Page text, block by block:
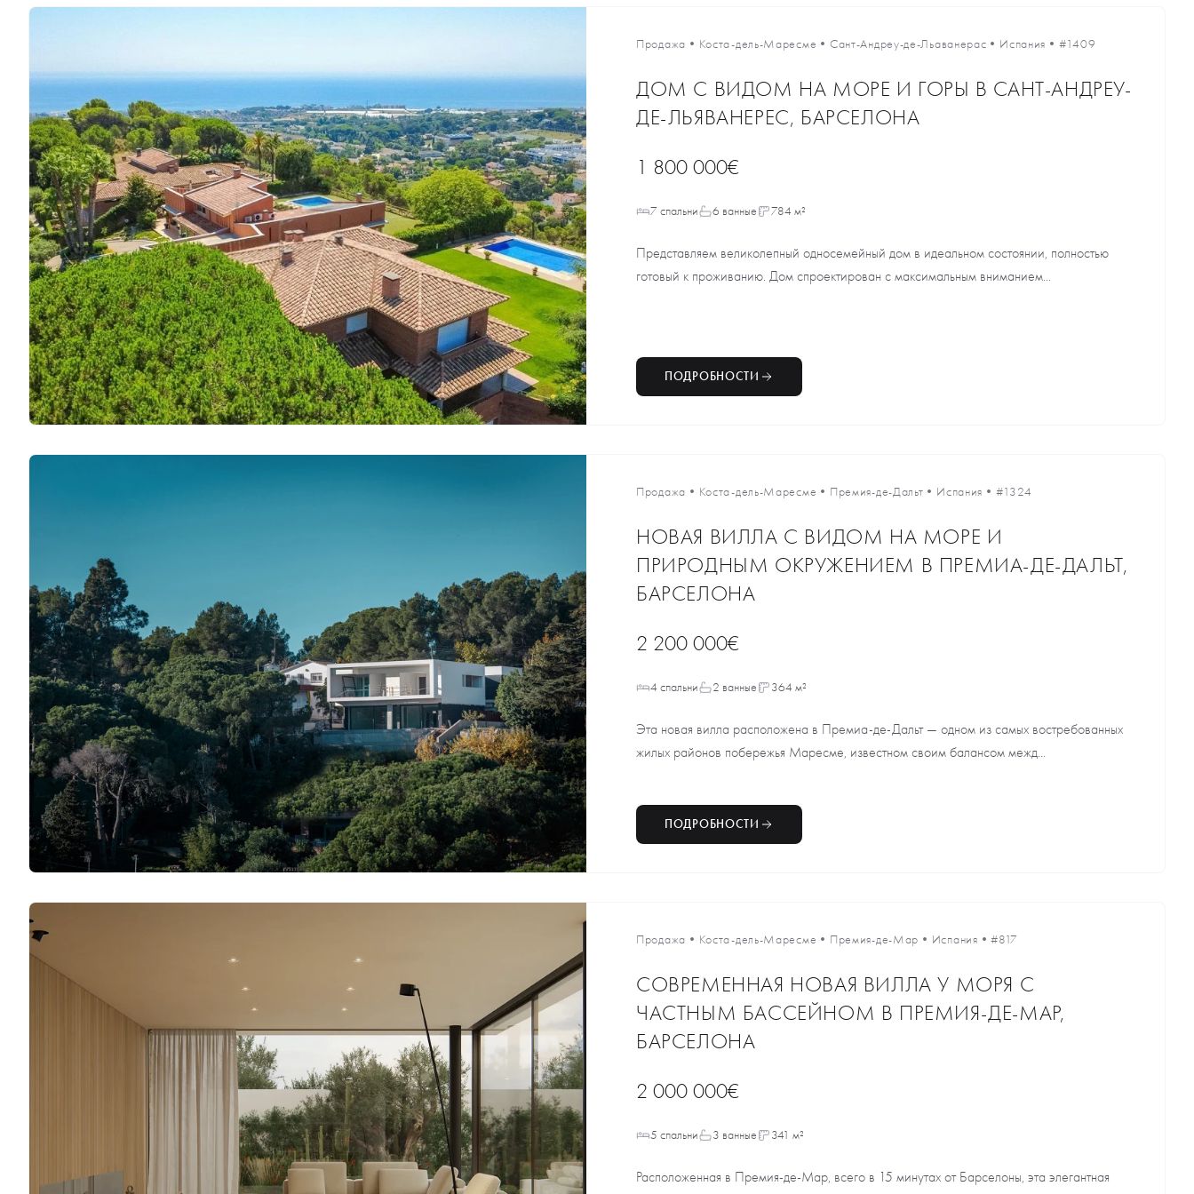
Продажа • Коста-дель-Маресме • Сант-Андреу-де-Льаванерас • Испания • #1409
ДОМ С ВИДОМ НА МОРЕ И ГОРЫ В САНТ-АНДРЕУ-
ДЕ-ЛЬЯВАНЕРЕС, БАРСЕЛОНА
1 800 000€
7 спальни 6 ванные 784 м²
Представляем великолепный односемейный дом в идеальном состоянии, полностью
готовый к проживанию. Дом спроектирован с максимальным вниманием...
ПОДРОБНОСТИ
Продажа • Коста-дель-Маресме • Премия-де-Дальт • Испания • #1324
НОВАЯ ВИЛЛА С ВИДОМ НА МОРЕ И
ПРИРОДНЫМ ОКРУЖЕНИЕМ В ПРЕМИА-ДЕ-ДАЛЬТ,
БАРСЕЛОНА
2 200 000€
4 спальни 2 ванные 364 м²
Эта новая вилла расположена в Премиа-де-Дальт — одном из самых востребованных
жилых районов побережья Маресме, известном своим балансом межд...
ПОДРОБНОСТИ
Продажа • Коста-дель-Маресме • Премия-де-Мар • Испания •#817
СОВРЕМЕННАЯ НОВАЯ ВИЛЛА У МОРЯ С
ЧАСТНЫМ БАССЕЙНОМ В ПРЕМИЯ-ДЕ-МАР,
БАРСЕЛОНА
2 000 000€
5 спальни 3 ванные 341 м²
Расположенная в Премия-де-Мар, всего в 15 минутах от Барселоны, эта элегантная